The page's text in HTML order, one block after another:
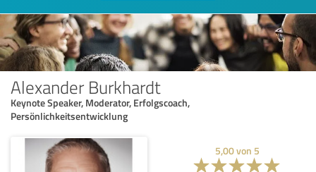
Alexander Burkhardt
Keynote Speaker, Moderator, Erfolgscoach,
Persönlichkeitsentwicklung
5,00von 5